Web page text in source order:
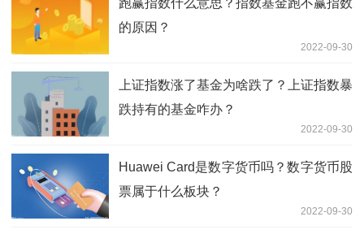
跑赢指数什么意思？指数基金跑不赢指数
的原因？
2022-09-30
上证指数涨了基金为啥跌了？上证指数暴
跌持有的基金咋办？
2022-09-30
Huawei Card是数字货币吗？数字货币股
票属于什么板块？
2022-09-30